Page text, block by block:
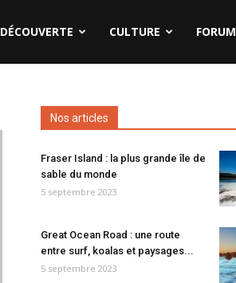
DÉCOUVERTE CULTURE FORUM
Nos articles
Fraser Island : la plus grande île de
sable du monde
5 septembre 2023
Great Ocean Road : une route
entre surf, koalas et paysages...
5 septembre 2023